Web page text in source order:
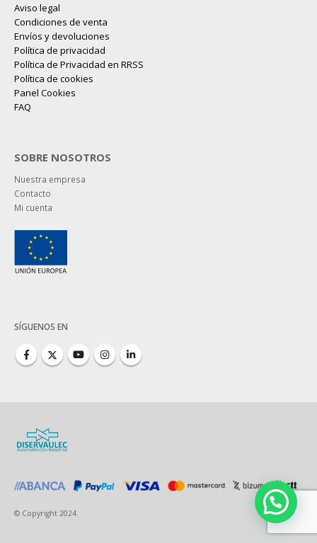
Aviso legal
Condiciones de venta
Envíos y devoluciones
Política de privacidad
Política de Privacidad en RRSS
Política de cookies
Panel Cookies
FAQ
SOBRE NOSOTROS
Nuestra empresa
Contacto
Mi cuenta
SÍGUENOS EN
© Copyright 2024.